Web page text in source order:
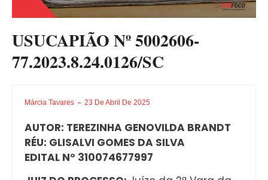
USUCAPIÃO Nº 5002606-
77.2023.8.24.0126/SC
Márcia Tavares 23 De Abril De 2025
AUTOR: TEREZINHA GENOVILDA BRANDT
RÉU: GLISALVI GOMES DA SILVA
EDITAL Nº 310074677997